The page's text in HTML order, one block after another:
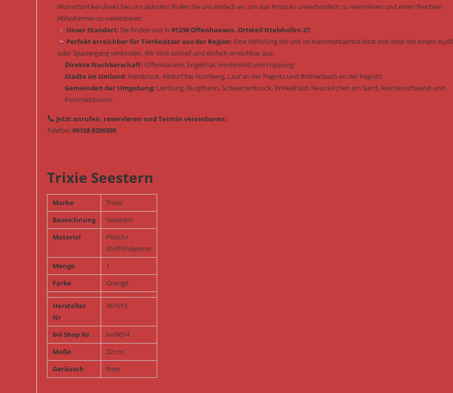
Wunschartikel direkt bei uns abholen! Rufen Sie uns einfach an, um das Produkt unverbindlich zu reservieren und einen flexiblen
Abholtermin zu vereinbaren.
Unser Standort: Sie finden uns in 91238 Offenhausen, Ortsteil Ittelshofen 27.
Perfekt erreichbar für Tierbesitzer aus der Region: Eine Abholung bei uns im Hammerbachtal lässt sich ideal mit einem
oder Spaziergang verbinden. Wir sind schnell und einfach erreichbar aus:
Direkte Nachbarschaft: Offenhausen, Engelthal, Henfenfeld und Happurg.
Städte im Umland: Hersbruck, Altdorf bei Nürnberg, Lauf an der Pegnitz und Röthenbach an der Pegnitz.
Gemeinden der Umgebung: Leinburg, Burgthann, Schwarzenbruck, Winkelhaid, Neunkirchen am Sand, Reichenschwand und
Pommelsbrunn.
Jetzt anrufen, reservieren und Termin vereinbaren:
Telefon:09158 9289399
Trixie Seestern
Marke
Trixie
Bezeichnung
Seestern
Material
Plüsch/
Stoff/Polyester
Menge
1
Farbe
Orange
Hersteller
Nr
361015
bvl Shop Nr
bvl9614
Maße
22 cm
Geräusch
Nein